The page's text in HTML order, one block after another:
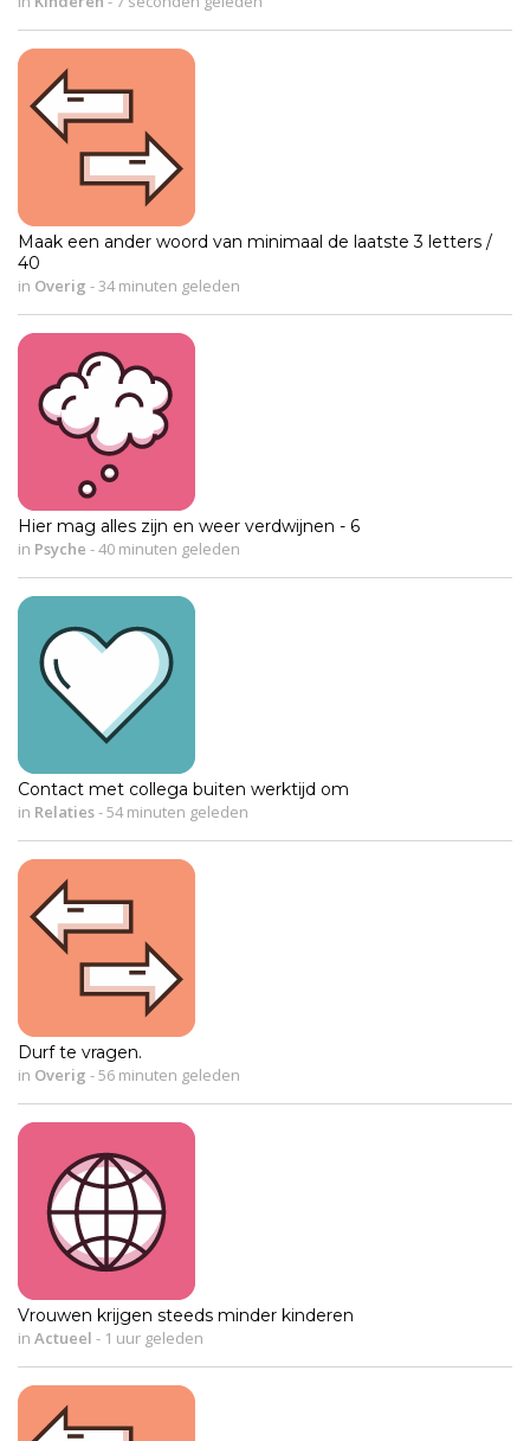
Maak een ander woord van minimaal de laatste 3 letters /
40
in Overig -34 minuten geleden
Hier mag alles zijn en weer verdwijnen - 6
in Psyche -40 minuten geleden
Contact met collega buiten werktijd om
in Relaties-54 minuten geleden
Durf te vragen.
in Overig -56 minuten geleden
Vrouwen krijgen steeds minder kinderen
in Actueel - 1 uur geleden